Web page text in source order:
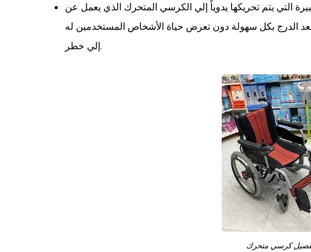
التي يتم تحريكها يدوياً إلي الكرسي المتحرك الذي يعمل عن
الدرج بكل سهولة دون تعرض حياة الأشخاص المستخدمين له
إلي خطر.
كرسي متحرك